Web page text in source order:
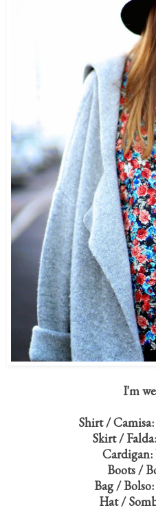
I'm
Shirt / Camisa:
Skirt /
Boots /
Bag /
Hat /